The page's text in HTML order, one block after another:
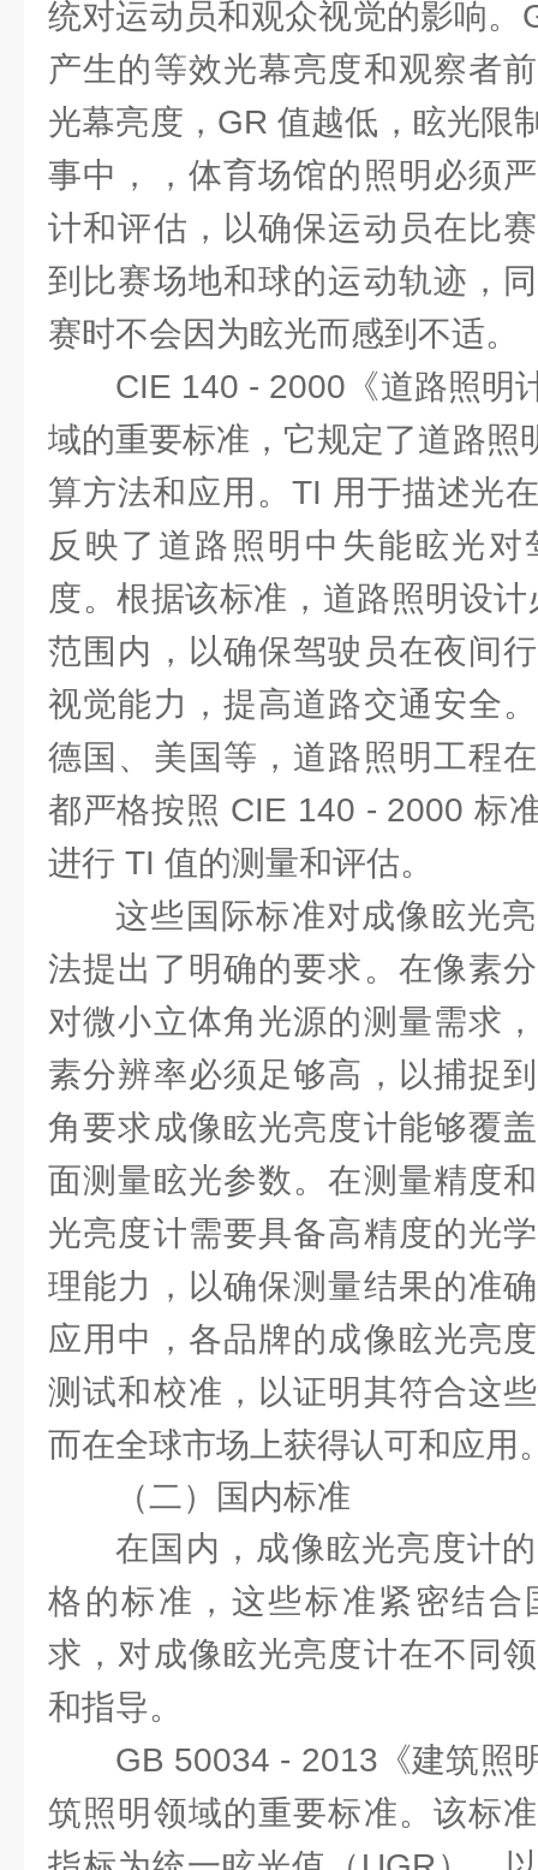
统对运动员和观众视觉的影响。
产生的等效光幕亮度和观察者
光幕亮度，GR 值越低，眩光限
事中，，体育场馆的照明必须
计和评估，以确保运动员在比
到比赛场地和球的运动轨迹，
赛时不会因为眩光而感到不适。
CIE 140 - 2000《道路照明
域的重要标准，它规定了道路照
算方法和应用。TI 用于描述光
反映了道路照明中失能眩光
度。根据该标准，道路照明设
范围内，以确保驾驶员在夜间
视觉能力，提高道路交通安全
德国、美国等，道路照明工程
都严格按照 CIE 140 - 2000 标
进行 TI 值的测量和评估。
这些国际标准对成像眩光
法提出了明确的要求。在像素
对微小立体角光源的测量需求
素分辨率必须足够高，以捕捉
角要求成像眩光亮度计能够覆
面测量眩光参数。在测量精度
光亮度计需要具备高精度的光
理能力，以确保测量结果的准
应用中，各品牌的成像眩光亮
测试和校准，以证明其符合这
而在全球市场上获得认可和应用
（二）国内标准
在国内，成像眩光亮度计
格的标准，这些标准紧密结合
求，对成像眩光亮度计在不同
和指导。
GB 50034 - 2013《建筑照
筑照明领域的重要标准。该标